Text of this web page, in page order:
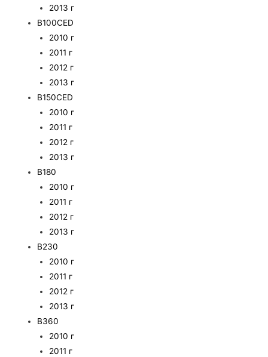
2013 г
B100CED
2010 г
2011 г
2012 г
2013 г
B150CED
2010 г
2011 г
2012 г
2013 г
B180
2010 г
2011 г
2012 г
2013 г
B230
2010 г
2011 г
2012 г
2013 г
B360
2010 г
2011 г